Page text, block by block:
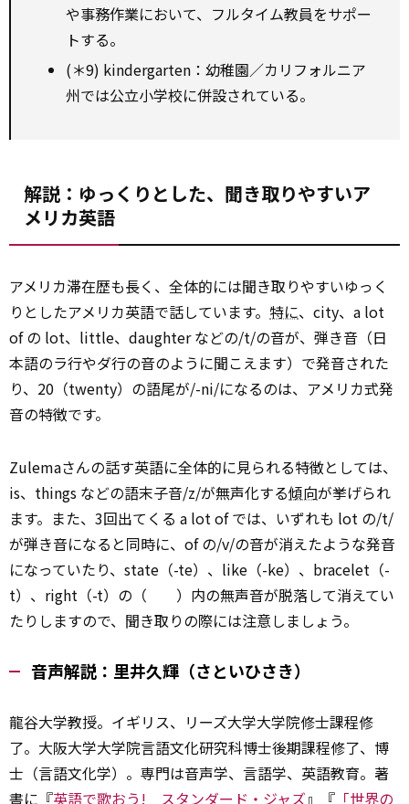
や事務作業において、フルタイム教員をサポー
トする。
(＊9) kindergarten：幼稚園／カリフォルニア
州では公立小学校に併設されている。
解説：ゆっくりとした、聞き取りやすいア
メリカ英語
アメリカ滞在歴も長く、全体的には聞き取りやすいゆっく
りとしたアメリカ英語で話しています。 特に、city、a lot
of の lot、little、daughter などの/t/の音が、弾き音（日
本語のラ行やダ行の音のように聞こえます）で発音された
り、20（twenty）の語尾が/-ni/になるのは、アメリカ式発
音の特徴です。
Zulemaさんの話す英語に全体的に見られる特徴としては、
is、things などの語末子音/z/が無声化する傾向が挙げられ
ます。また、3回出てくる a lot of では、いずれも lot の/t/
が弾き音になると同時に、of の/v/の音が消えたような発音
になっていたり、state（-te）、like（-ke）、bracelet（-
t）、right（-t）の（ ）内の無声音が脱落して消えてい
たりしますので、聞き取りの際には注意しましょう。
音声解説：里井久輝（さといひさき）
龍谷大学教授。イギリス、リーズ大学大学院修士課程修
了。大阪大学大学院言語文化研究科博士後期課程修了、博
士（言語文化学）。専門は音声学、言語学、英語教育。著
書に『英語で歌おう! スタンダード・ジャズ』『 「世界の